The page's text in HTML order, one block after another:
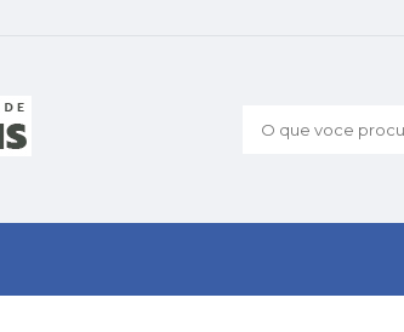
O que voce